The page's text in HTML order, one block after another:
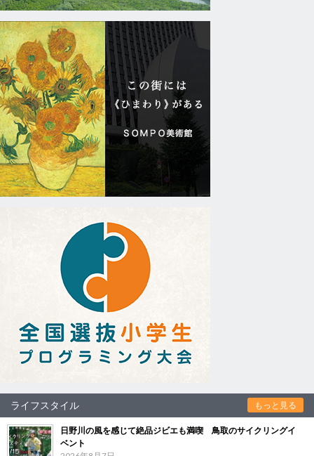
ライフスタイル もっと見る
日野川の風を感じて絶品ジビエも満喫 鳥取のサイクリングイ
ベント